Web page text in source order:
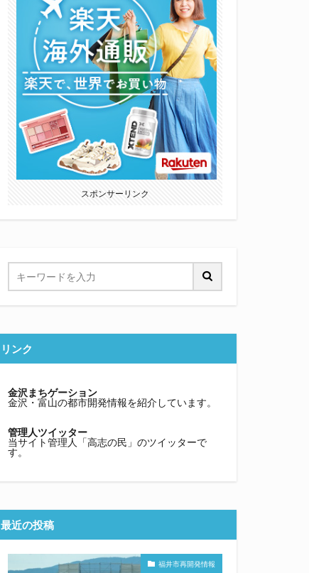
スポンサーリンク
リンク
金沢まちゲーション
金沢・富山の都市開発情報を紹介しています。
管理人ツイッター
当サイト管理人「高志の民」のツイッターで
す。
最近の投稿
福井市再開発情報